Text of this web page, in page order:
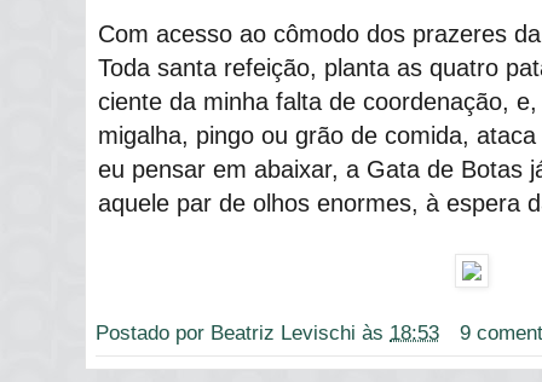
Com acesso ao cômodo dos prazeres
Toda santa refeição, planta as quatro
ciente da minha falta de coordenação,
migalha, pingo ou grão de comida,
eu pensar em abaixar, a Gata de Botas
aquele par de olhos enormes, à espera
Postado por Beatriz Levischi às 18:53 9